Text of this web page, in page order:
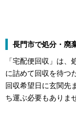
長門市で処分・廃
「宅配便回収」は
に詰めて回収を待つ
回収希望日に玄関先
ち運ぶ必要もありま